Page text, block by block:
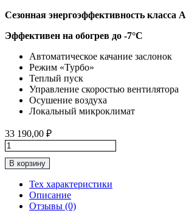
Сезонная энергоэффективность класса А
Эффективен на обогрев до -7°C
Автоматическое качание заслонок
Режим «Турбо»
Теплый пуск
Управление скоростью вентилятора
Осушение воздуха
Локальный микроклимат
33 190,00 ₽
Количество
товара
Классическая
Система
25м2
В корзину
Тех характеристики
Описание
Отзывы (0)